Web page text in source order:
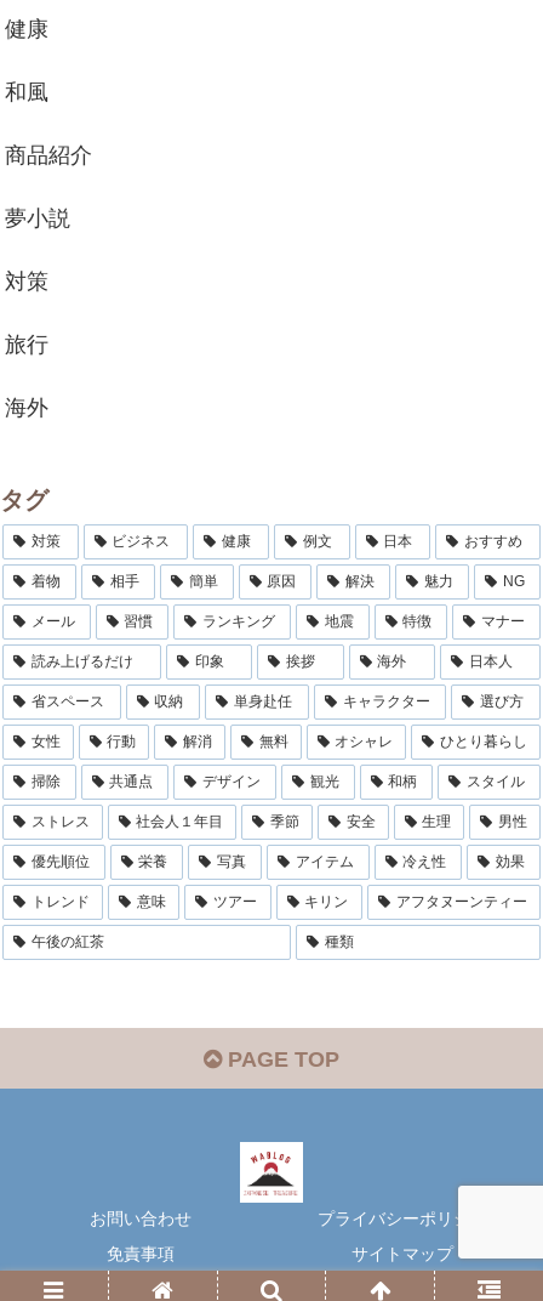
健康
和風
商品紹介
夢小説
対策
旅行
海外
タグ
対策 ビジネス 健康 例文 日本 おすすめ
着物 相手 簡単 原因 解決 魅力 NG
メール 習慣 ランキング 地震 特徴 マナー
読み上げるだけ 印象 挨拶 海外 日本人
省スペース 収納 単身赴任 キャラクター 選び方
女性 行動 解消 無料 オシャレ ひとり暮らし
掃除 共通点 デザイン 観光 和柄 スタイル
ストレス 社会人１年目 季節 安全 生理 男性
優先順位 栄養 写真 アイテム 冷え性 効果
トレンド 意味 ツアー キリン アフタヌーンティー
午後の紅茶 種類
PAGE TOP
お問い合わせ
プライバシーポリシー
免責事項
サイトマップ
© 2023 nisiblog.